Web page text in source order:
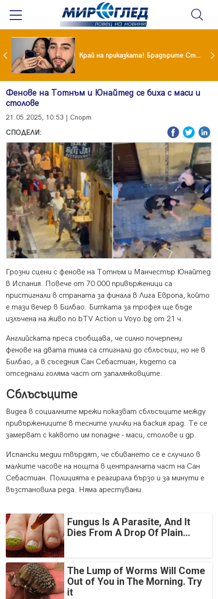
Коцето удари джакпота! Държавата му плаща 95 000 евро Край на приказката! Брадърите Стефан и Сияна се разделиха с гръм и трясък
Фенове на Тотнъм и Юнайтед се биха с маси и
столове
21.05.2025, 10:53 | Спорт
СПОДЕЛИ:
Грозни сцени с фенове на Тотнъм и Манчестър Юнайтед
в Испания. Повече от 70 000 привърженици са
пристигнали в страната за финала в Лига Европа, който
е тази вечер в Билбао. Битката за трофея ще бъде
излъчена на живо по bTV Action и Voyo.bg oт 21 ч.
Английската преса съобщава, че силно почерпени
фенове на двата тима са стигнали до сблъсъци, но не в
Билбао, а в съседния Сан Себастиан, където са
отседнали голяма част от запалянковците.
Сблъсъците
Видеа в социалните мрежи показват сблъсъците между
привържениците в тесните улички на баския град. Те се
замерват с каквото им попадне - маси, столове и др.
Испански медии твърдят, че сбиването се е случило в
малките часове на нощта в централната част на Сан
Себастиан. Полицията е реагирала бързо и за минути е
възстановила реда. Няма арестувани.
Fungus Is A Parasite, And It
Dies From A Drop Of Plain...
The Lump of Worms Will Come
Out of You in The Morning. Try
it